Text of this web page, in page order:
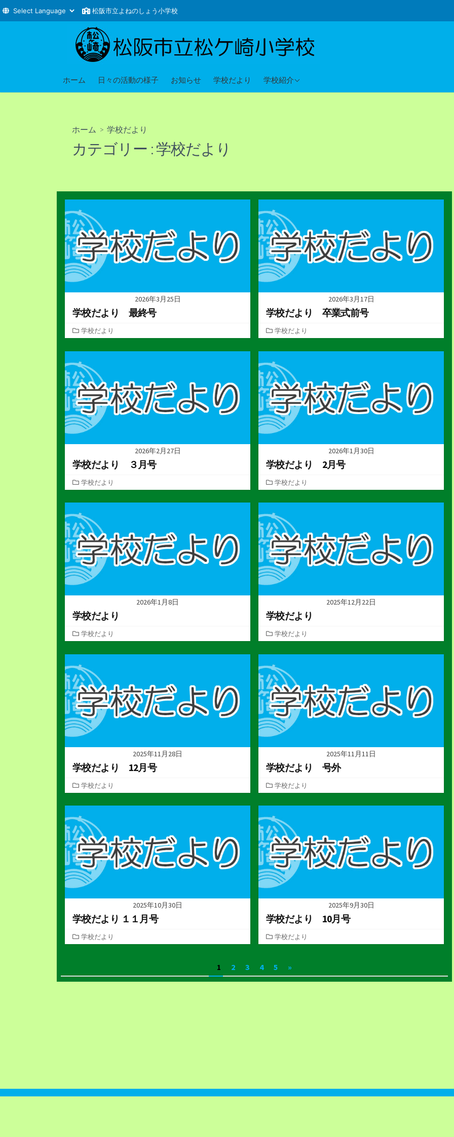
へ
松阪市立よねのしょう小学校
ホーム 日々の活動の様子 お知らせ 学校だより 学校紹介
教育目標
ホーム > 学校だより
カテゴリー :学校だより
2026年3月25日
学校だより 最終号
カ
テ
ゴ
リ
ー
学校だより
2026年3月17日
学校だより 卒業式前号
カ
テ
ゴ
リ
ー
学校だより
2026年2月27日
学校だより ３月号
カ
テ
ゴ
リ
ー
学校だより
2026年1月30日
学校だより 2月号
カ
テ
ゴ
リ
ー
学校だより
2026年1月8日
学校だより
カ
テ
ゴ
リ
ー
学校だより
2025年12月22日
学校だより
カ
テ
ゴ
リ
ー
学校だより
2025年11月28日
学校だより 12月号
カ
テ
ゴ
リ
ー
学校だより
2025年11月11日
学校だより 号外
カ
テ
ゴ
リ
ー
学校だより
2025年10月30日
学校だより １１月号
カ
テ
ー
学校だより
2025年9月30日
学校だより 10月号
カ
テ
リ
ー
学校だより
稿
り
1 2 3 4 5 »